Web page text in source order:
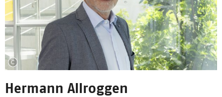
Hermann Allroggen